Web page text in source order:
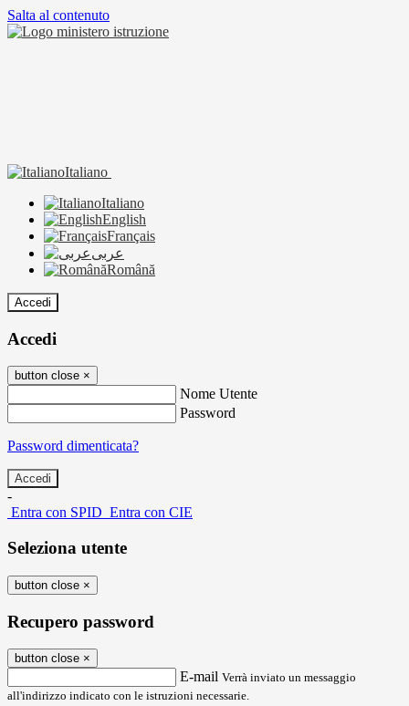
Salta al contenuto
Italiano
Italiano
English
Français
عربى
Română
Accedi
Accedi
button close ×
Nome Utente
Password
Password dimenticata?
-
Entra con SPID Entra con CIE
Seleziona utente
button close ×
Recupero password
button close ×
E-mail Verrà inviato un messaggio
all'indirizzo indicato con le istruzioni necessarie.